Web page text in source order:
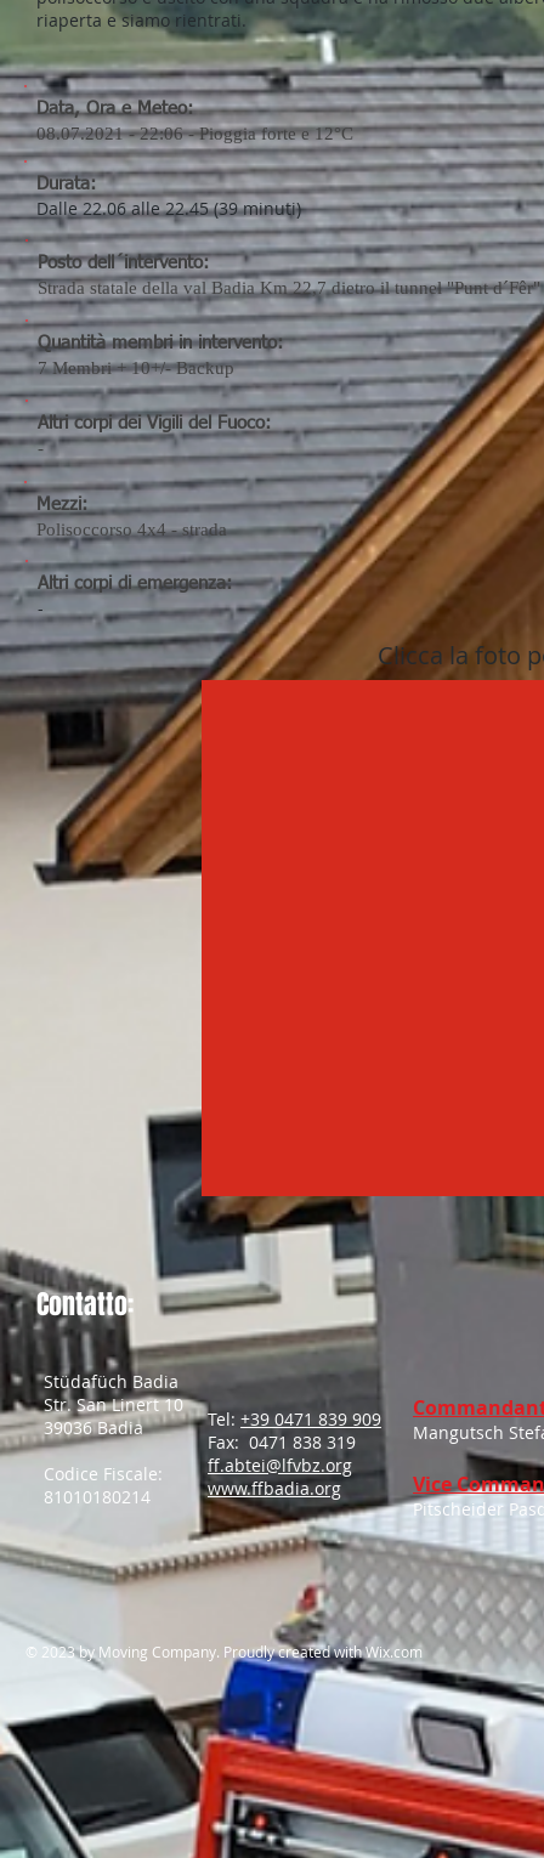
riaperta e siamo rientrati.
Data, Ora e Meteo:
08.07.2021 - 22:06 - Pioggia forte e 12°C
Durata:
Dalle 22.06 alle 22.45 (39 minuti)
Posto dell´intervento:
Strada statale della val Badia Km 22,7 dietro il tunnel "Punt d´Fêr"
Quantità membri in intervento:
7Membri + 10+/- Backup
Altri corpi dei Vigili del Fuoco:
-
Mezzi:
Polisoccorso 4x4 - strada
Altri corpi di emergenza:
-
Clicca la foto
Contatto:
Stüdafüch Badia
Str. San Linert 10
39036 Badia
Codice Fiscale:
81010180214
Tel: +39 0471 839 909
Fax: 0471 838 319
ff.abtei@lfvbz.org
www.ffbadia.org
Mangutsch
Vice
Pitscheider
​© 2023 by Moving Company. Proudly created withWix.com